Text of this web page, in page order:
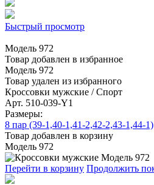
Быстрый просмотр
Модель 972
Товар добавлен в избранное
Модель 972
Товар удален из избранного
Кроссовки мужские / Спорт
Арт. 510-039-Y1
Размеры:
8 пар (39-1,40-1,41-2,42-2,43-1,44-1)
Товар добавлен в корзину
Модель 972
Перейти в корзину Продолжить